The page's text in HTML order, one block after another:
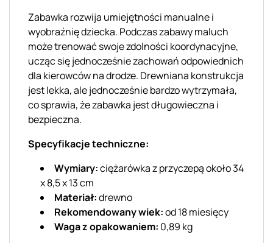
Zabawka rozwija umiejętności manualne i
wyobraźnię dziecka. Podczas zabawy maluch
może trenować swoje zdolności koordynacyjne,
ucząc się jednocześnie zachowań odpowiednich
dla kierowców na drodze. Drewniana konstrukcja
jest lekka, ale jednocześnie bardzo wytrzymała,
co sprawia, że zabawka jest długowieczna i
bezpieczna.
Specyfikacje techniczne:
Wymiary:ciężarówka z przyczepą około 34
x 8,5 x 13 cm
Materiał:drewno
Rekomendowany wiek:od 18 miesięcy
Waga z opakowaniem: 0,89 kg